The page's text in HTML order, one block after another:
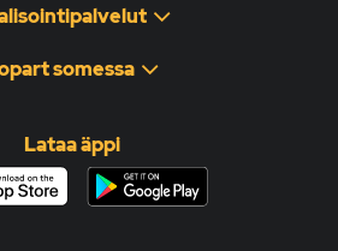
somessa
Lataa äppi